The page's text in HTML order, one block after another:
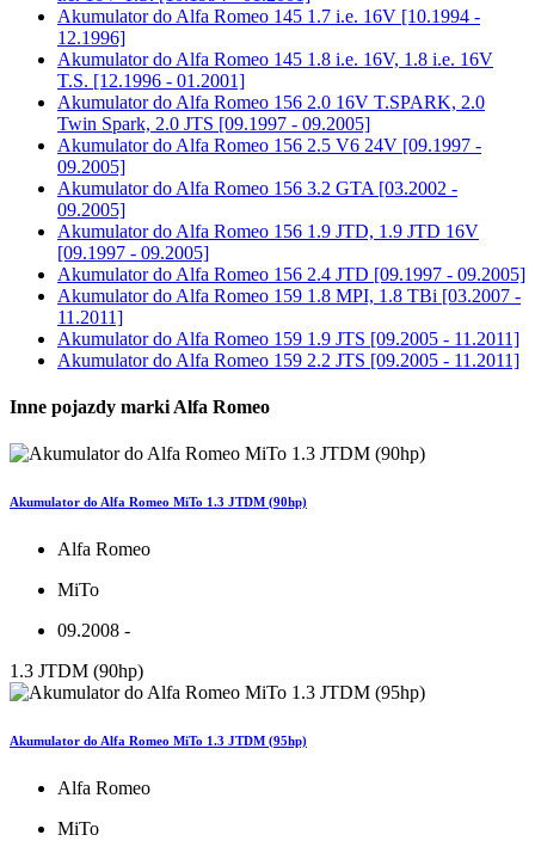
Akumulator do Alfa Romeo 145 1.7 i.e. 16V [10.1994 -
12.1996]
Akumulator do Alfa Romeo 145 1.8 i.e. 16V, 1.8 i.e. 16V
T.S. [12.1996 - 01.2001]
Akumulator do Alfa Romeo 156 2.0 16V T.SPARK, 2.0
Twin Spark, 2.0 JTS [09.1997 - 09.2005]
Akumulator do Alfa Romeo 156 2.5 V6 24V [09.1997 -
09.2005]
Akumulator do Alfa Romeo 156 3.2 GTA [03.2002 -
09.2005]
Akumulator do Alfa Romeo 156 1.9 JTD, 1.9 JTD 16V
[09.1997 - 09.2005]
Akumulator do Alfa Romeo 156 2.4 JTD [09.1997 - 09.2005]
Akumulator do Alfa Romeo 159 1.8 MPI, 1.8 TBi [03.2007 -
11.2011]
Akumulator do Alfa Romeo 159 1.9 JTS [09.2005 - 11.2011]
Akumulator do Alfa Romeo 159 2.2 JTS [09.2005 - 11.2011]
Inne pojazdy marki Alfa Romeo
Akumulator do Alfa Romeo MiTo 1.3 JTDM (90hp)
Alfa Romeo
MiTo
09.2008 -
1.3 JTDM (90hp)
Akumulator do Alfa Romeo MiTo 1.3 JTDM (95hp)
Alfa Romeo
MiTo